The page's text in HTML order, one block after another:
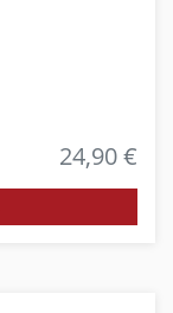
24,90 €